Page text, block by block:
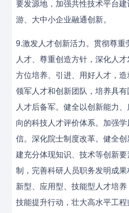
要发源地，加强共性技术平台
游、大中小企业融通创新。
9.激发人才创新活力。贯彻尊重
人才、尊重创造方针，深化人
方位培养、引进、用好人才，
领军人才和创新团队，培养具
人才后备军。健全以创新能力
向的科技人才评价体系。加强
信。深化院士制度改革。健全
建充分体现知识、技术等创新
制，完善科研人员职务发明成
新型、应用型、技能型人才培养
技能提升行动，壮大高水平工程